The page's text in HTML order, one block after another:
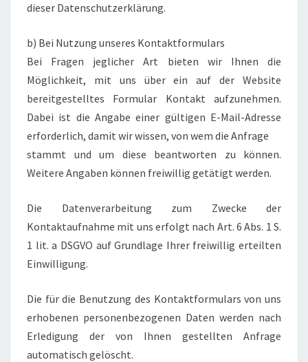
dieser Datenschutzerklärung.
b) Bei Nutzung unseres Kontaktformulars
Bei Fragen jeglicher Art bieten wir Ihnen die
Möglichkeit, mit uns über ein auf der Website
bereitgestelltes Formular Kontakt aufzunehmen.
Dabei ist die Angabe einer gültigen E-Mail-Adresse
erforderlich, damit wir wissen, von wem die Anfrage
stammt und um diese beantworten zu können.
Weitere Angaben können freiwillig getätigt werden.
Die Datenverarbeitung zum Zwecke der
Kontaktaufnahme mit uns erfolgt nach Art. 6 Abs. 1 S.
1 lit. a DSGVO auf Grundlage Ihrer freiwillig erteilten
Einwilligung.
Die für die Benutzung des Kontaktformulars von uns
erhobenen personenbezogenen Daten werden nach
Erledigung der von Ihnen gestellten Anfrage
automatisch gelöscht.